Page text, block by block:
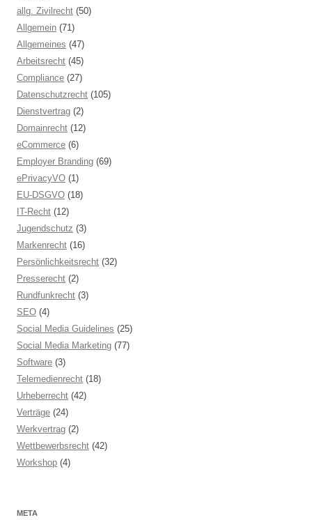
allg. Zivilrecht (50)
Allgemein (71)
Allgemeines (47)
Arbeitsrecht (45)
Compliance (27)
Datenschutzrecht (105)
Dienstvertrag (2)
Domainrecht (12)
eCommerce (6)
Employer Branding (69)
ePrivacyVO (1)
EU-DSGVO (18)
IT-Recht (12)
Jugendschutz (3)
Markenrecht (16)
Persönlichkeitsrecht (32)
Presserecht (2)
Rundfunkrecht (3)
SEO (4)
Social Media Guidelines (25)
Social Media Marketing (77)
Software (3)
Telemedienrecht (18)
Urheberrecht (42)
Verträge (24)
Werkvertrag (2)
Wettbewerbsrecht (42)
Workshop (4)
META